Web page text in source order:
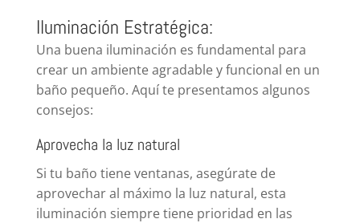
Iluminación Estratégica:
Una buena iluminación es fundamental para
crear un ambiente agradable y funcional en un
baño pequeño. Aquí te presentamos algunos
consejos:
Aprovecha la luz natural
Si tu baño tiene ventanas, asegúrate de
aprovechar al máximo la luz natural, esta
iluminación siempre tiene prioridad en las